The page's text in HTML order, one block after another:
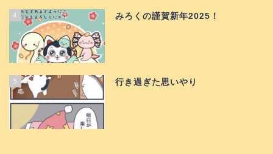
4 みろくの謹賀新年2025！
5 行き過ぎた思いやり